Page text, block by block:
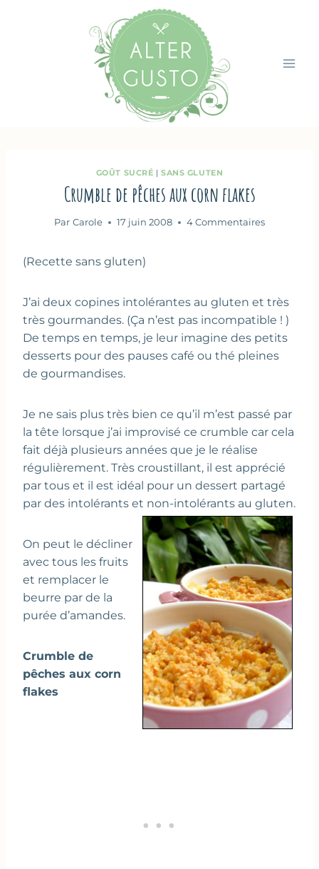
GOÛT SUCRÉ |SANS GLUTEN
Crumble de pêches aux corn flakes
Par Carole 17 juin 2008 4 Commentaires
(Recette sans gluten)
J’ai deux copines intolérantes au gluten et très
très gourmandes. (Ça n’est pas incompatible ! )
De temps en temps, je leur imagine des petits
desserts pour des pauses café ou thé pleines
de gourmandises.
Je ne sais plus très bien ce qu’il m’est passé par
la tête lorsque j’ai improvisé ce crumble car cela
fait déjà plusieurs années que je le réalise
régulièrement. Très croustillant, il est apprécié
par tous et il est idéal pour un dessert partagé
par des intolérants et non-intolérants au gluten.
On peut le décliner
avec tous les fruits
et remplacer le
beurre par de la
purée d’amandes.
Crumble de
pêches aux corn
flakes